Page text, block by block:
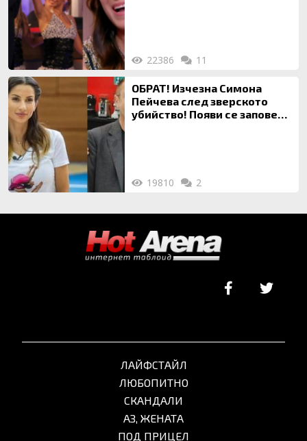
22386 11
ОБРАТ! Изчезна Симона
Пейчева след зверското
убийство! Появи се заповед
19810 2
ЛАЙФСТАЙЛ
ЛЮБОПИТНО
СКАНДАЛИ
АЗ, ЖЕНАТА
ПОД ПРИЦЕЛ